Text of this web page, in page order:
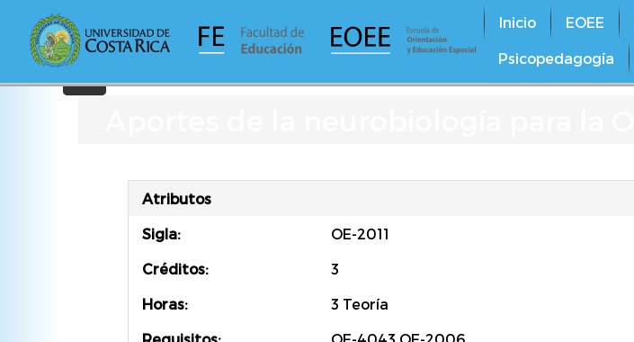
contenido
principal
Inicio EOEE
Psicopedagogía
Atributos
Sigla: OE-2011
Créditos: 3
Horas: 3 Teoría